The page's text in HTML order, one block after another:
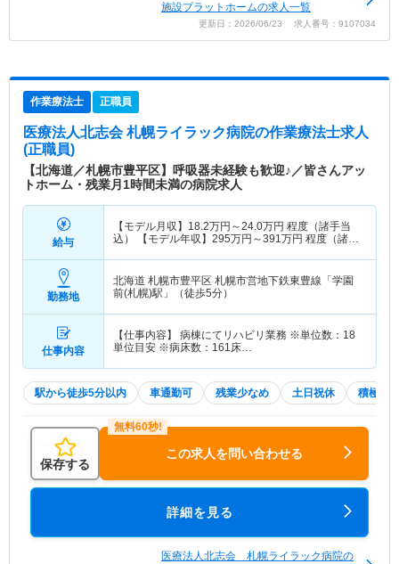
施設プラットホームの求人一覧
更新日：2026/06/23 求人番号：9107034
作業療法士 正職員
医療法人北志会 札幌ライラック病院の作業療法士求人
(正職員)
【北海道／札幌市豊平区】呼吸器未経験も歓迎♪／皆さんアッ
トホーム・残業月1時間未満の病院求人
給与
【モデル月収】 18.2万円～24.0万円 程度（諸手当
込） 【モデル年収】 295万円～391万円 程度（諸手
勤務地
北海道 札幌市豊平区 札幌市営地下鉄東豊線「学園
前(札幌)駅」（徒歩5分）
仕事内容
【仕事内容】 病棟にてリハビリ業務 ※単位数：18
単位目安 ※病床数：161床…
駅から徒歩5分以内 車通勤可 残業少なめ 土日祝休 積極採
保存する
この求人を問い合わせる
詳細を見る
医療法人北志会 札幌ライラック病院の